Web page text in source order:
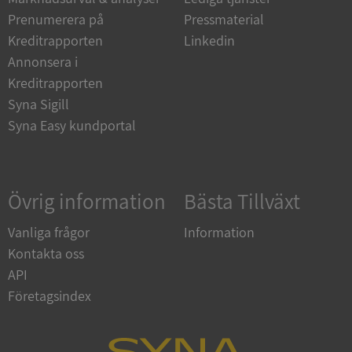
Prenumerera på
Kreditrapporten
Annonsera i
Kreditrapporten
Syna Sigill
Syna Easy kundportal
Pressmaterial
Linkedin
Övrig information
Vanliga frågor
Kontakta oss
API
Företagsindex
Bästa Tillväxt
Information
Strikt nödvändiga kakor tillåter
kärnwebbplatsfunktioner som användarinloggning
och kontohantering. Webbplatsen kan inte
användas ordentligt utan strikt nödvändiga cookies.
Namn
__RequestVerificationToken